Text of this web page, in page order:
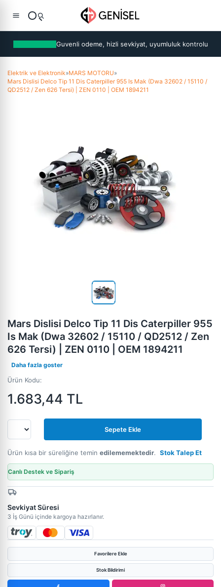
Guvenli odeme, hizli sevkiyat, uyumluluk kontrolu
Elektrik ve Elektronik»MARS MOTORU»
Mars Dislisi Delco Tip 11 Dis Caterpiller 955 Is Mak (Dwa 32602 / 15110 /
QD2512 / Zen 626 Tersi) | ZEN 0110 | OEM 1894211
Mars Dislisi Delco Tip 11 Dis Caterpiller 955
Is Mak (Dwa 32602 / 15110 / QD2512 / Zen
626 Tersi) | ZEN 0110 | OEM 1894211
Daha fazla goster
Ürün Kodu:
1.683,44 TL
Sepete Ekle
Ürün kısa bir süreliğine temin edilememektedir. Stok Talep Et
Canlı Destek ve Sipariş
Sevkiyat Süresi
3 İş Günü içinde kargoya hazırlanır.
Favorilere Ekle
Stok Bildirimi